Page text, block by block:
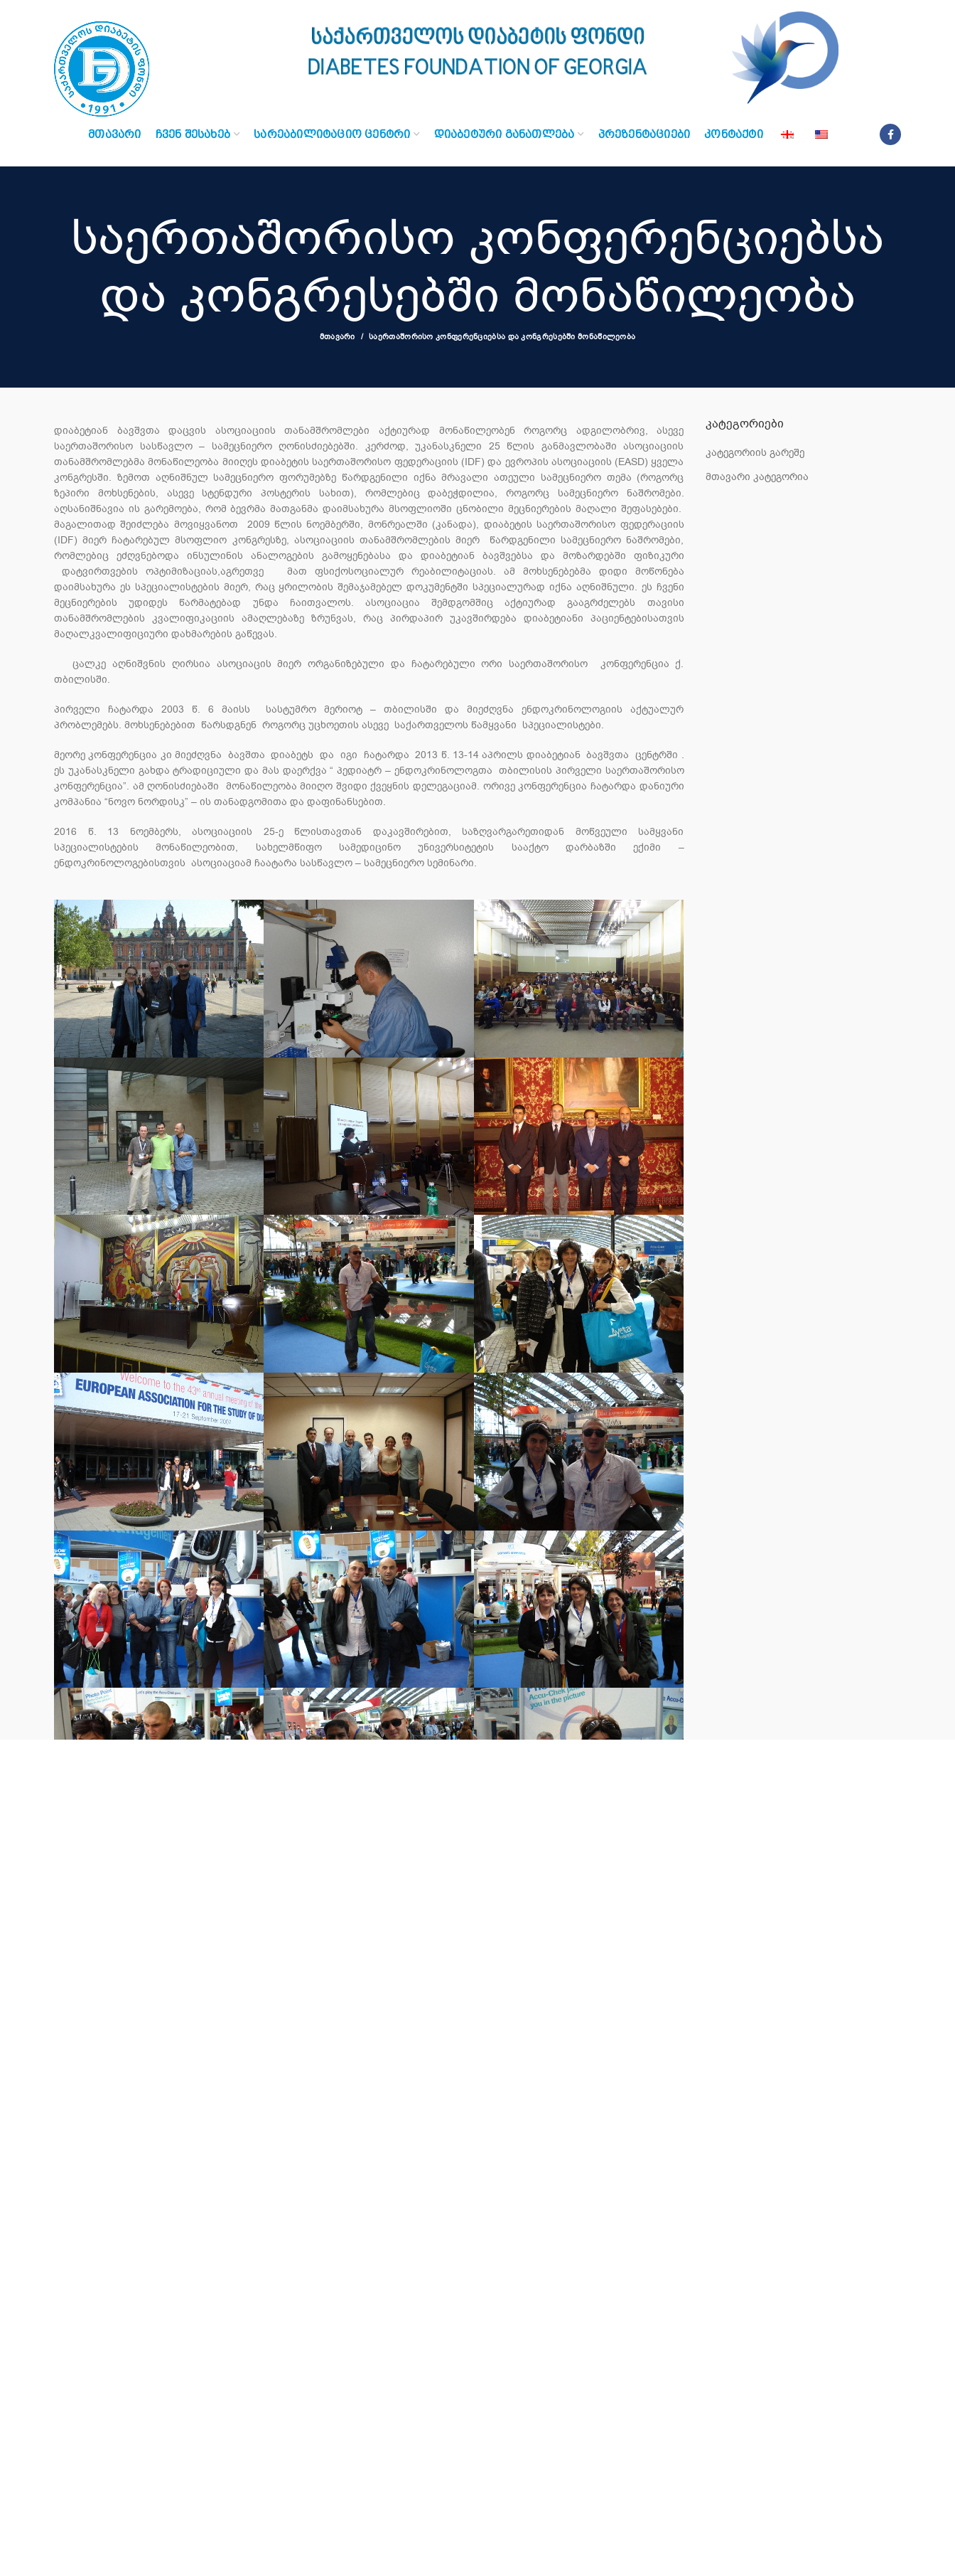
ᲛᲗᲐᲕᲐᲠᲘ ᲩᲕᲔᲜ ᲨᲔᲡᲐᲮᲔᲑ ᲡᲐᲠᲔᲐᲑᲘᲚᲘᲢᲐᲪᲘᲝ ᲪᲔᲜᲢᲠᲘ ᲓᲘᲐᲑᲔᲢᲣᲠᲘ ᲒᲐᲜᲐᲗᲚᲔᲑᲐ ᲞᲠᲔᲖᲔᲜᲢᲐᲪᲘᲔᲑᲘ ᲙᲝᲜᲢᲐᲥᲢᲘ
საერთაშორისო კონფერენციებსა
და კონგრესებში მონაწილეობა
ᲛᲗᲐᲕᲐᲠᲘ ᲡᲐᲔᲠᲗᲐᲨᲝᲠᲘᲡᲝ ᲙᲝᲜᲤᲔᲠᲔᲜᲪᲘᲔᲑᲡᲐ ᲓᲐ ᲙᲝᲜᲒᲠᲔᲡᲔᲑᲨᲘ ᲛᲝᲜᲐᲬᲘᲚᲔᲝᲑᲐ
დიაბეტიან ბავშვთა დაცვის ასოციაციის თანამშრომლები აქტიურად მონაწილეობენ როგორც ადგილობრივ, ასევე
საერთაშორისო სასწავლო – სამეცნიერო ღონისძიებებში. კერძოდ, უკანასკნელი 25 წლის განმავლობაში ასოციაციის
თანამშრომლებმა მონაწილეობა მიიღეს დიაბეტის საერთაშორისო ფედერაციის (IDF) და ევროპის ასოციაციის (EASD) ყველა
კონგრესში. ზემოთ აღნიშნულ სამეცნიერო ფორუმებზე წარდგენილი იქნა მრავალი ათეული სამეცნიერო თემა (როგორც
ზეპირი მოხსენების, ასევე სტენდური პოსტერის სახით), რომლებიც დაბეჭდილია, როგორც სამეცნიერო ნაშრომები.
აღსანიშნავია ის გარემოება, რომ ბევრმა მათგანმა დაიმსახურა მსოფლიოში ცნობილი მეცნიერების მაღალი შეფასებები.
მაგალითად შეიძლება მოვიყვანოთ 2009 წლის ნოემბერში, მონრეალში (კანადა), დიაბეტის საერთაშორისო ფედერაციის
(IDF) მიერ ჩატარებულ მსოფლიო კონგრესზე, ასოციაციის თანამშრომლების მიერ წარდგენილი სამეცნიერო ნაშრომები,
რომლებიც ეძღვნებოდა ინსულინის ანალოგების გამოყენებასა და დიაბეტიან ბავშვებსა და მოზარდებში ფიზიკური
დატვირთვების ოპტიმიზაციას,აგრეთვე მათ ფსიქოსოციალურ რეაბილიტაციას. ამ მოხსენებებმა დიდი მოწონება
დაიმსახურა ეს სპეციალისტების მიერ, რაც ყრილობის შემაჯამებელ დოკუმენტში სპეციალურად იქნა აღნიშნული. ეს ჩვენი
მეცნიერების უდიდეს წარმატებად უნდა ჩაითვალოს. ასოციაცია შემდგომშიც აქტიურად გააგრძელებს თავისი
თანამშრომლების კვალიფიკაციის ამაღლებაზე ზრუნვას, რაც პირდაპირ უკავშირდება დიაბეტიანი პაციენტებისათვის
მაღალკვალიფიციური დახმარების გაწევას.
ცალკე აღნიშვნის ღირსია ასოციაცის მიერ ორგანიზებული და ჩატარებული ორი საერთაშორისო კონფერენცია ქ.
თბილისში.
პირველი ჩატარდა 2003 წ. 6 მაისს სასტუმრო მერიოტ – თბილისში და მიეძღვნა ენდოკრინოლოგიის აქტუალურ
პრობლემებს. მოხსენებებით წარსდგნენ როგორც უცხოეთის ასევე საქართველოს წამყვანი სპეციალისტები.
მეორე კონფერენცია კი მიეძღვნა ბავშთა დიაბეტს და იგი ჩატარდა 2013 წ. 13-14 აპრილს დიაბეტიან ბავშვთა ცენტრში .
ეს უკანასკნელი გახდა ტრადიციული და მას დაერქვა “ პედიატრ – ენდოკრინოლოგთა თბილისის პირველი საერთაშორისო
კონფერენცია”. ამ ღონისძიებაში მონაწილეობა მიიღო შვიდი ქვეყნის დელეგაციამ. ორივე კონფერენცია ჩატარდა დანიური
კომპანია “ნოვო ნორდისკ” – ის თანადგომითა და დაფინანსებით.
2016 წ. 13 ნოემბერს, ასოციაციის 25-ე წლისთავთან დაკავშირებით, საზღვარგარეთიდან მოწვეული სამყვანი
სპეციალისტების მონაწილეობით, სახელმწიფო სამედიცინო უნივერსიტეტის სააქტო დარბაზში ექიმი –
ენდოკრინოლოგებისთვის ასოციაციამ ჩაატარა სასწავლო – სამეცნიერო სემინარი.
ᲙᲐᲢᲔᲒᲝᲠᲘᲔᲑᲘ
კატეგორიის გარეშე
მთავარი კატეგორია